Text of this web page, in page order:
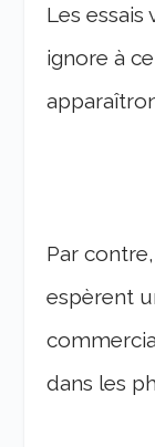
Les essais
ignore à
Par
espèrent
dans les